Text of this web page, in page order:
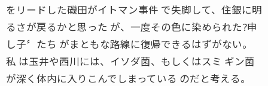
をリードした磯田がイトマン事件 で失脚して、住銀に明
るさが戻るかと思った が、一度その色に染められた?申
し子〞たち がまともな路線に復帰できるはずがない。
私 は玉井や西川には、イソダ菌、もしくはスミ ギン菌
が深く体内に入りこんでしまっている のだと考える。